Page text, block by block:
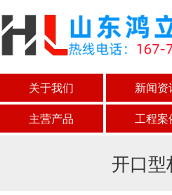
关于我们 新闻资
主营产品
工程案
开口型